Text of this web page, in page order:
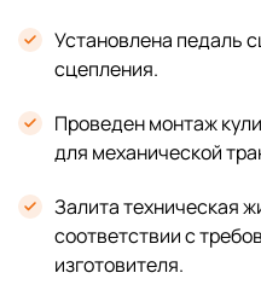
Установлена педаль
сцепления.
Проведен монтаж
для механической
Залита техническая
соответствии с
изготовителя.